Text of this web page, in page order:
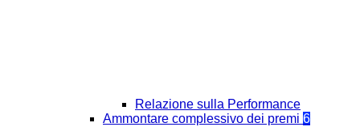
Relazione sulla Performance
Ammontare complessivo dei premi 6